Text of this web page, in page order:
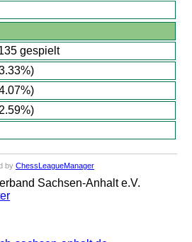
gespielt
by ChessLeagueManager
Sachsen-Anhalt e.V.